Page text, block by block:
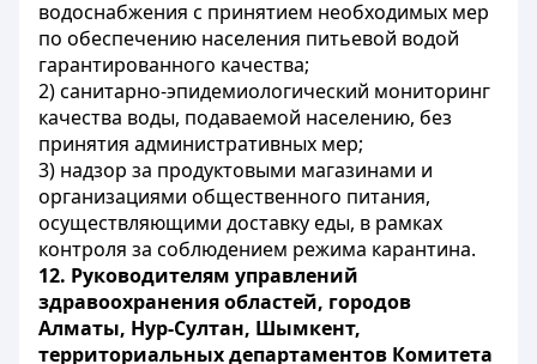
водоснабжения с принятием необходимых мер
по обеспечению населения питьевой водой
гарантированного качества;
2) санитарно-эпидемиологический мониторинг
качества воды, подаваемой населению, без
принятия административных мер;
3) надзор за продуктовыми магазинами и
организациями общественного питания,
осуществляющими доставку еды, в рамках
контроля за соблюдением режима карантина.
12. Руководителям управлений
здравоохранения областей, городов
Алматы, Hyp-Султан, Шымкент,
территориальных департаментов Комитета